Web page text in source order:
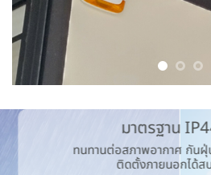
มาตรฐาน
ทนทานต่อสภาพอากาศ กัน
ติดตั้งภายนอกได้ส